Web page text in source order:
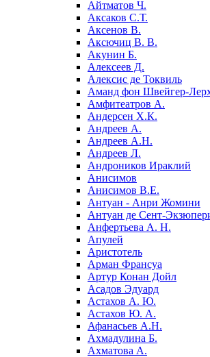
Айтматов Ч.
Аксаков С.Т.
Аксенов В.
Аксючиц В. В.
Акунин Б.
Алексеев Д.
Алексис де Токвиль
Аманд фон Швейгер-
Амфитеатров А.
Андерсен Х.К.
Андреев А.
Андреев А.Н.
Андреев Л.
Андроников Ираклий
Анисимов
Анисимов В.Е.
Антуан - Анри Жомини
Антуан де Сент-
Анфертьева А. Н.
Апулей
Аристотель
Арман Франсуа
Артур Конан Дойл
Асадов Эдуард
Астахов А. Ю.
Астахов Ю. А.
Афанасьев А.Н.
Ахмадулина Б.
Ахматова А.